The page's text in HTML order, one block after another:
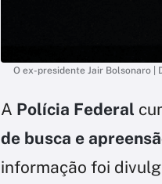
O ex-presidente Jair Bolsonaro |
A Polícia Federal
de busca e
informação foi